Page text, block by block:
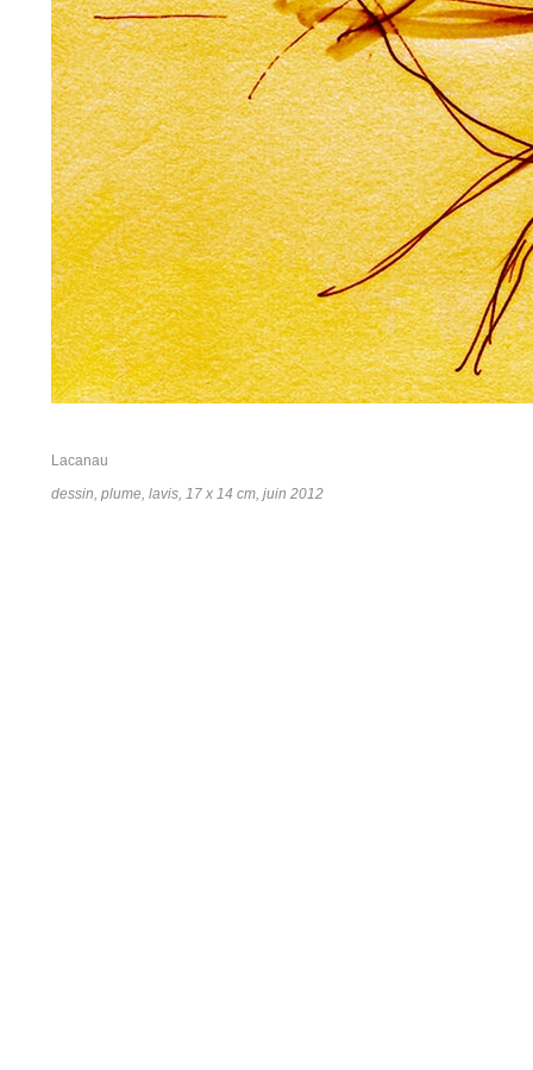
Lacanau
dessin, plume, lavis, 17 x 14 cm, juin 2012